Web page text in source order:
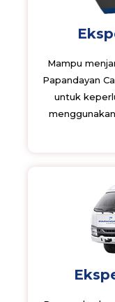
Mampu
Papandayan
untuk